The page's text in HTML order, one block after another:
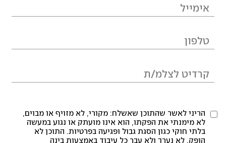
הריני לאשר שהתוכן שאשלח: מקורי, לא מזויף או מבוים,
לא מימנתי את הפקתו, הוא אינו מועתק או נגוע במעשה
בלתי חוקי כגון הסגת גבול ופגיעה בפרטיות. התוכן לא
הופק, לא נערך ולא עבר כל עיבוד באמצעות בינה